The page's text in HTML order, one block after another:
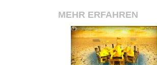
MEHR ERFAHREN